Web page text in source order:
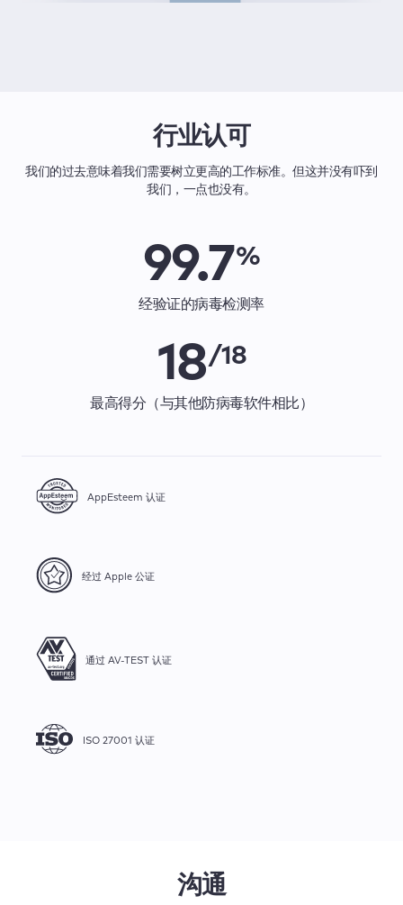
行业认可
我们的过去意味着我们需要树立更高的工作标准。但这并没有吓到
我们，一点也没有。
99.7%
经验证的病毒检测率
18/18
最高得分（与其他防病毒软件相比）
AppEsteem 认证
经过 Apple 公证
通过 AV-TEST 认证
ISO 27001 认证
沟通